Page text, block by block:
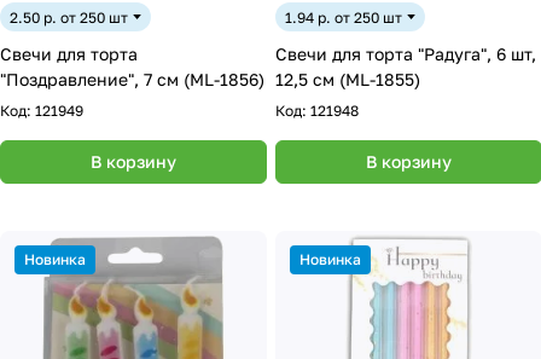
2.50 р. от 250 шт
Свечи для торта
"Поздравление", 7 см (ML-1856)
Код: 121949
В корзину
1.94 р. от 250 шт
Свечи для торта "Радуга", 6 шт,
12,5 см (ML-1855)
Код: 121948
В корзину
Новинка Новинка